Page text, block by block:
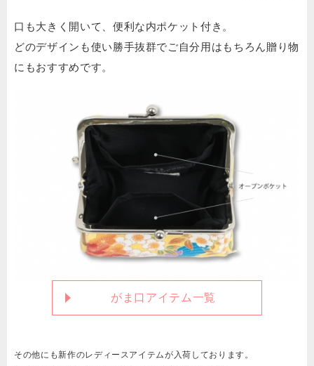
口も大きく開いて、便利な内ポケット付き。
どのデザインも使い勝手抜群でご自分用はもちろん贈り物
にもおすすめです。
がま口アイテム一覧
その他にも新作のレディースアイテムが入荷しております。